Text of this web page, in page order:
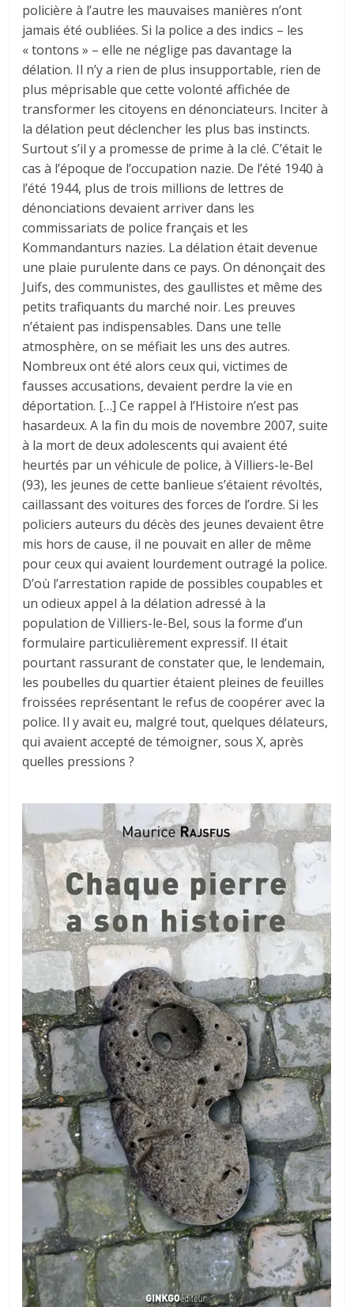
policière à l’autre les mauvaises manières n’ont
jamais été oubliées. Si la police a des indics – les
« tontons » – elle ne néglige pas davantage la
délation. Il n’y a rien de plus insupportable, rien de
plus méprisable que cette volonté affichée de
transformer les citoyens en dénonciateurs. Inciter à
la délation peut déclencher les plus bas instincts.
Surtout s’il y a promesse de prime à la clé. C’était le
cas à l’époque de l’occupation nazie. De l’été 1940 à
l’été 1944, plus de trois millions de lettres de
dénonciations devaient arriver dans les
commissariats de police français et les
Kommandanturs nazies. La délation était devenue
une plaie purulente dans ce pays. On dénonçait des
Juifs, des communistes, des gaullistes et même des
petits trafiquants du marché noir. Les preuves
n’étaient pas indispensables. Dans une telle
atmosphère, on se méfiait les uns des autres.
Nombreux ont été alors ceux qui, victimes de
fausses accusations, devaient perdre la vie en
déportation. […] Ce rappel à l’Histoire n’est pas
hasardeux. A la fin du mois de novembre 2007, suite
à la mort de deux adolescents qui avaient été
heurtés par un véhicule de police, à Villiers-le-Bel
(93), les jeunes de cette banlieue s’étaient révoltés,
caillassant des voitures des forces de l’ordre. Si les
policiers auteurs du décès des jeunes devaient être
mis hors de cause, il ne pouvait en aller de même
pour ceux qui avaient lourdement outragé la police.
D’où l’arrestation rapide de possibles coupables et
un odieux appel à la délation adressé à la
population de Villiers-le-Bel, sous la forme d’un
formulaire particulièrement expressif. Il était
pourtant rassurant de constater que, le lendemain,
les poubelles du quartier étaient pleines de feuilles
froissées représentant le refus de coopérer avec la
police. Il y avait eu, malgré tout, quelques délateurs,
qui avaient accepté de témoigner, sous X, après
quelles pressions ?